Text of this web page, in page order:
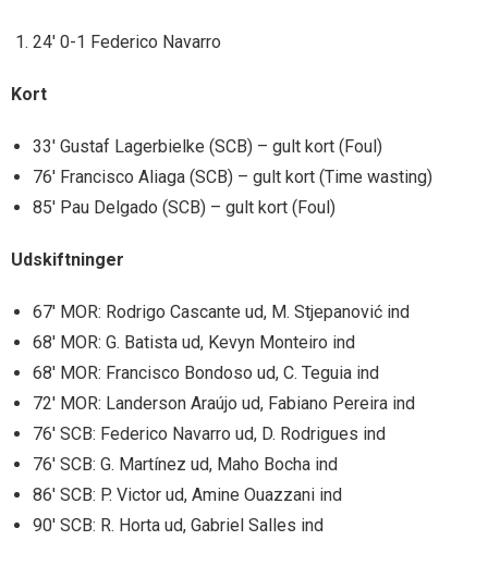
24′ 0-1 Federico Navarro
Kort
33′ Gustaf Lagerbielke (SCB) – gult kort (Foul)
76′ Francisco Aliaga (SCB) – gult kort (Time wasting)
85′ Pau Delgado (SCB) – gult kort (Foul)
Udskiftninger
67′ MOR: Rodrigo Cascante ud, M. Stjepanović ind
68′ MOR: G. Batista ud, Kevyn Monteiro ind
68′ MOR: Francisco Bondoso ud, C. Teguia ind
72′ MOR: Landerson Araújo ud, Fabiano Pereira ind
76′ SCB: Federico Navarro ud, D. Rodrigues ind
76′ SCB: G. Martínez ud, Maho Bocha ind
86′ SCB: P. Victor ud, Amine Ouazzani ind
90′ SCB: R. Horta ud, Gabriel Salles ind